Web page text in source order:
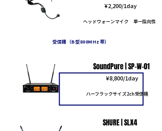
​¥2,200/1day
ヘッドウォーンマイク 単一指向性
受信機（B型800MHz帯）
SoundPure | SP-W-01
​¥8,800/1day
ハーフラックサイズ2ch受信機
SHURE | SLX4